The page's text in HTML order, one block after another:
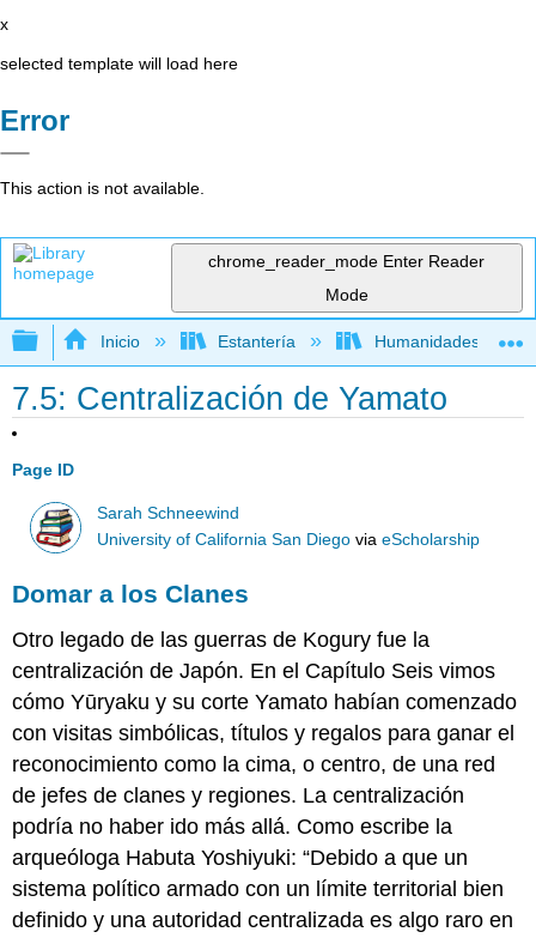
x
selected template will load here
Error
This action is not available.
chrome_reader_mode Enter Reader
Mode
Expandir/contraer jerarquía global
Inicio Estantería Humanidades
7.5: Centralización de Yamato
Page ID
Sarah Schneewind
University of California San Diego viaeScholarship
Domar a los Clanes
Otro legado de las guerras de Kogury fue la
centralización de Japón. En el Capítulo Seis vimos
cómo Yūryaku y su corte Yamato habían comenzado
con visitas simbólicas, títulos y regalos para ganar el
reconocimiento como la cima, o centro, de una red
de jefes de clanes y regiones. La centralización
podría no haber ido más allá. Como escribe la
arqueóloga Habuta Yoshiyuki: “Debido a que un
sistema político armado con un límite territorial bien
definido y una autoridad centralizada es algo raro en